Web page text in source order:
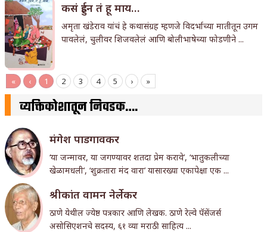
कसं हुईन तं हू माय…
अमृता खंडेराव यांचं हे कथासंग्रह म्हणजे विदर्भाच्या मातीतून उगम
पावलेलं, चुलीवर शिजवलेलं आणि बोलीभाषेच्या फोडणीने ...
« ‹ 1 2 3 4 5 › »
व्यक्तिकोशातून निवडक….
मंगेश पाडगावकर
‘या जन्मावर, या जगण्यावर शतदा प्रेम करावे’, ‘भातुकलीच्या
खेळामधली’, ‘शुक्रतारा मंद वारा’ यासारख्या एकापेक्षा एक ...
श्रीकांत वामन नेर्लेकर
ठाणे येथील ज्येष्ठ पत्रकार आणि लेखक. ठाणे रेल्वे पॅसेंजर्स
असोसिएशनचे सदस्य, ६१ व्या मराठी साहित्य ...